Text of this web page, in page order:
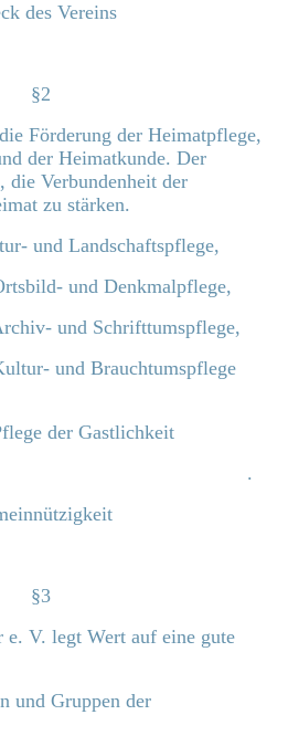
des Vereins
§2
Förderung der Heimatpflege,
der Heimatkunde. Der
die Verbundenheit der
zu stärken.
und Landschaftspflege,
Denkmalpflege,
Schrifttumspflege,
Brauchtumspflege
Gastlichkeit
.
§3
V. legt Wert auf eine gute
und Gruppen der